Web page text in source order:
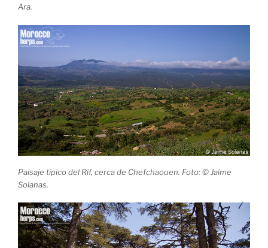
Ara.
Paisaje típico del Rif, cerca de Chefchaouen. Foto: © Jaime
Solanas.